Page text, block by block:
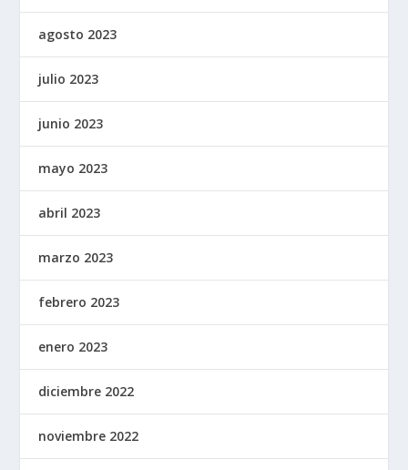
agosto 2023
julio 2023
junio 2023
mayo 2023
abril 2023
marzo 2023
febrero 2023
enero 2023
diciembre 2022
noviembre 2022